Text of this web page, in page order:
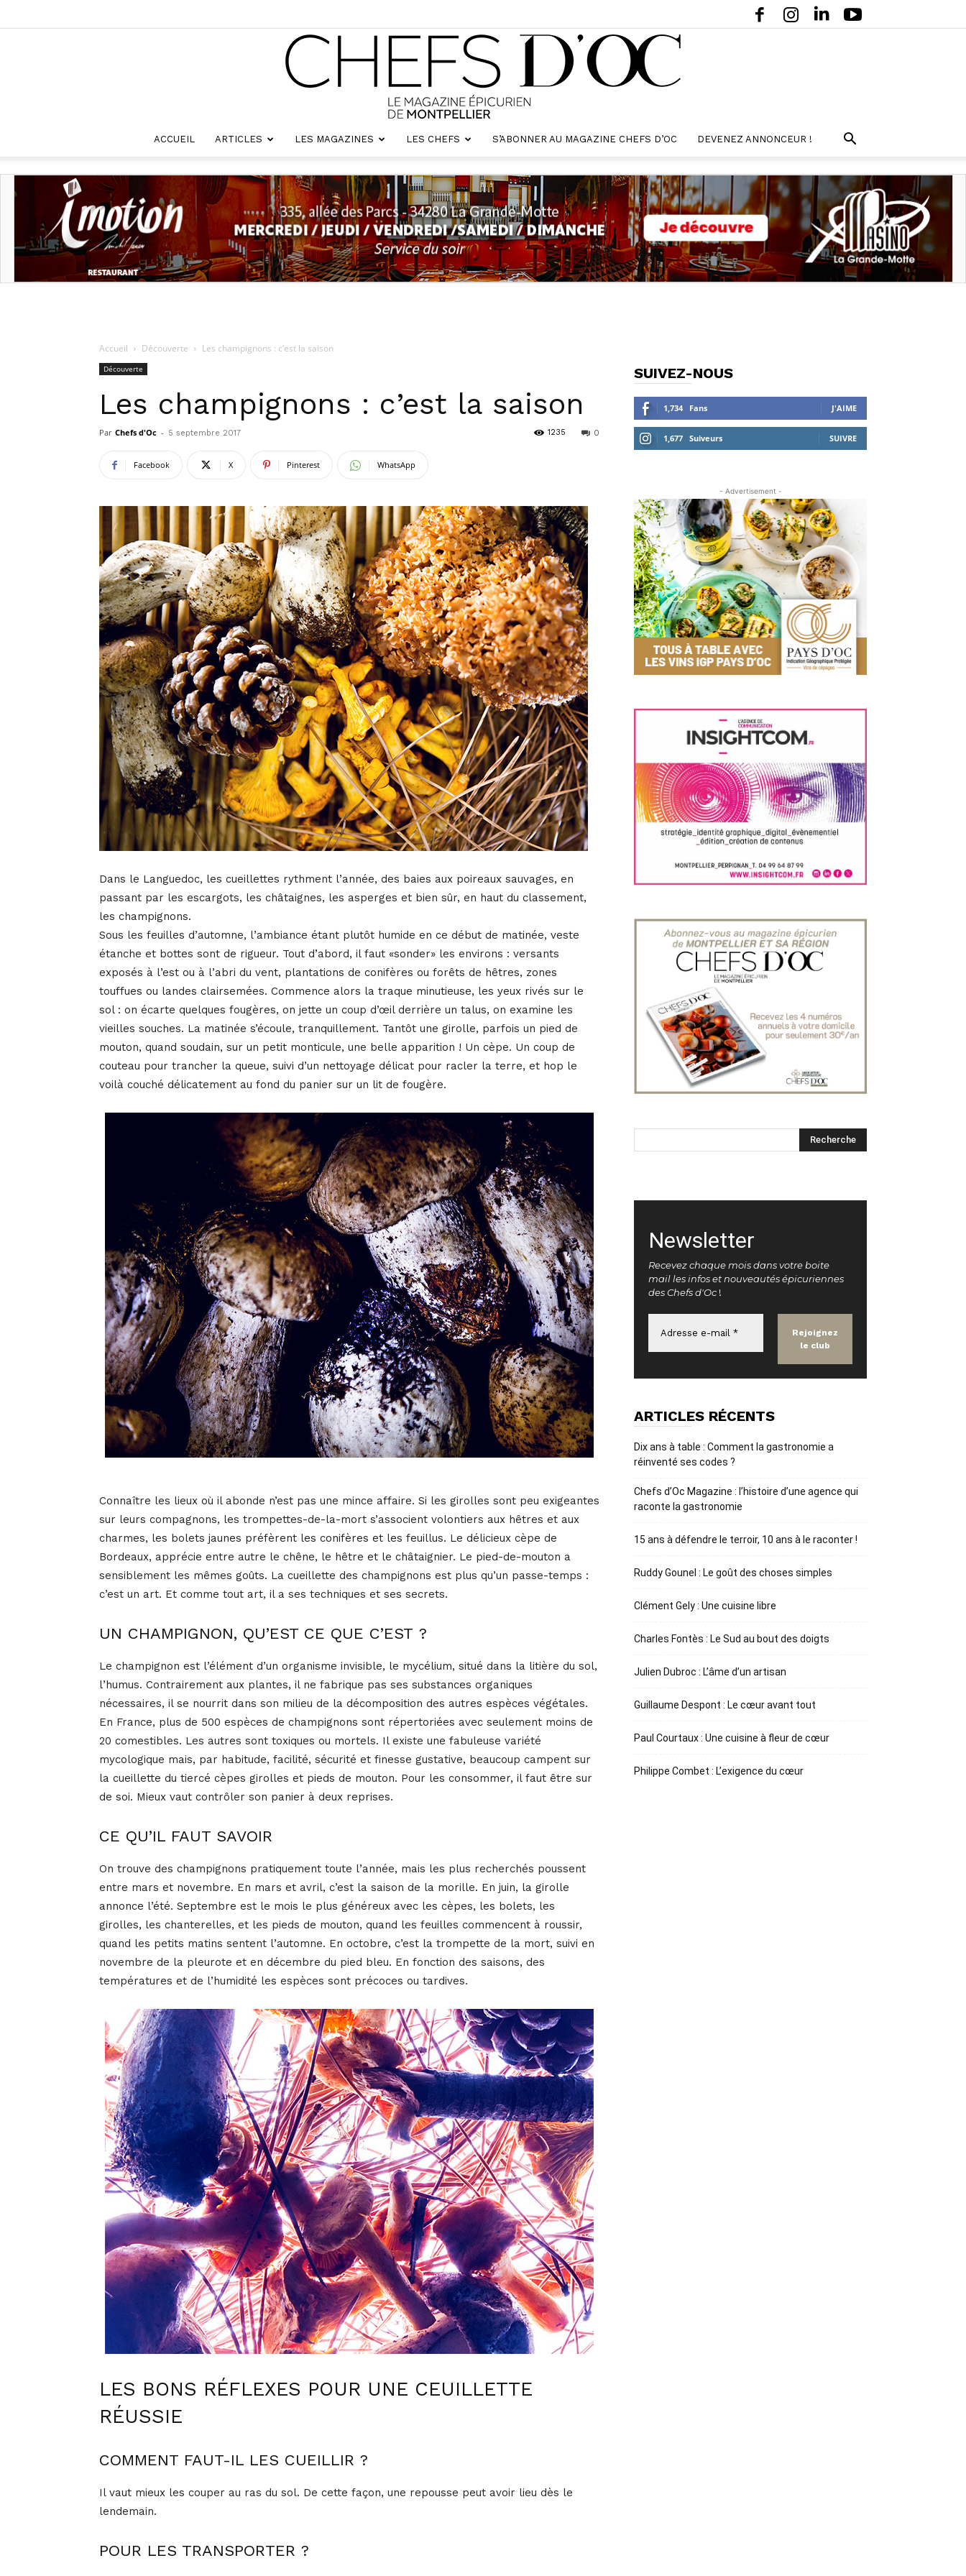
d'oc
ACCUEIL ARTICLES LES MAGAZINES LES CHEFS S’ABONNER AU MAGAZINE CHEFS D’OC DEVENEZ ANNONCEUR !
Accueil Découverte Les champignons : c’est la saison
Découverte
Les champignons : c’est la saison
Par Chefs d'Oc - 5 septembre 2017 0
1235
Facebook X Pinterest WhatsApp
Dans le Languedoc, les cueillettes rythment l’année, des baies aux poireaux sauvages, en
passant par les escargots, les châtaignes, les asperges et bien sûr, en haut du classement,
les champignons.
Sous les feuilles d’automne, l’ambiance étant plutôt humide en ce début de matinée, veste
étanche et bottes sont de rigueur. Tout d’abord, il faut «sonder» les environs : versants
exposés à l’est ou à l’abri du vent, plantations de conifères ou forêts de hêtres, zones
touffues ou landes clairsemées. Commence alors la traque minutieuse, les yeux rivés sur le
sol : on écarte quelques fougères, on jette un coup d’œil derrière un talus, on examine les
vieilles souches. La matinée s’écoule, tranquillement. Tantôt une girolle, parfois un pied de
mouton, quand soudain, sur un petit monticule, une belle apparition ! Un cèpe. Un coup de
couteau pour trancher la queue, suivi d’un nettoyage délicat pour racler la terre, et hop le
voilà couché délicatement au fond du panier sur un lit de fougère.
Connaître les lieux où il abonde n’est pas une mince affaire. Si les girolles sont peu exigeantes
sur leurs compagnons, les trompettes-de-la-mort s’associent volontiers aux hêtres et aux
charmes, les bolets jaunes préfèrent les conifères et les feuillus. Le délicieux cèpe de
Bordeaux, apprécie entre autre le chêne, le hêtre et le châtaignier. Le pied-de-mouton a
sensiblement les mêmes goûts. La cueillette des champignons est plus qu’un passe-temps :
c’est un art. Et comme tout art, il a ses techniques et ses secrets.
UN CHAMPIGNON, QU’EST CE QUE C’EST ?
Le champignon est l’élément d’un organisme invisible, le mycélium, situé dans la litière du sol,
l’humus. Contrairement aux plantes, il ne fabrique pas ses substances organiques
nécessaires, il se nourrit dans son milieu de la décomposition des autres espèces végétales.
En France, plus de 500 espèces de champignons sont répertoriées avec seulement moins de
20 comestibles. Les autres sont toxiques ou mortels. Il existe une fabuleuse variété
mycologique mais, par habitude, facilité, sécurité et finesse gustative, beaucoup campent sur
la cueillette du tiercé cèpes girolles et pieds de mouton. Pour les consommer, il faut être sur
de soi. Mieux vaut contrôler son panier à deux reprises.
CE QU’IL FAUT SAVOIR
On trouve des champignons pratiquement toute l’année, mais les plus recherchés poussent
entre mars et novembre. En mars et avril, c’est la saison de la morille. En juin, la girolle
annonce l’été. Septembre est le mois le plus généreux avec les cèpes, les bolets, les
girolles, les chanterelles, et les pieds de mouton, quand les feuilles commencent à roussir,
quand les petits matins sentent l’automne. En octobre, c’est la trompette de la mort, suivi en
novembre de la pleurote et en décembre du pied bleu. En fonction des saisons, des
températures et de l’humidité les espèces sont précoces ou tardives.
LES BONS RÉFLEXES POUR UNE CEUILLETTE
RÉUSSIE
COMMENT FAUT-IL LES CUEILLIR ?
Il vaut mieux les couper au ras du sol. De cette façon, une repousse peut avoir lieu dès le
lendemain.
POUR LES TRANSPORTER ?
SUIVEZ-NOUS
1,734 Fans J'AIME
1,677 Suiveurs SUIVRE
- Advertisement -
Newsletter
Recevez chaque mois dans votre boite
mail les infos et nouveautés épicuriennes
des Chefs d'Oc !
ARTICLES RÉCENTS
Dix ans à table : Comment la gastronomie a
réinventé ses codes ?
Chefs d’Oc Magazine : l’histoire d’une agence qui
raconte la gastronomie
15 ans à défendre le terroir, 10 ans à le raconter !
Ruddy Gounel : Le goût des choses simples
Clément Gely : Une cuisine libre
Charles Fontès : Le Sud au bout des doigts
Julien Dubroc : L’âme d’un artisan
Guillaume Despont : Le cœur avant tout
Paul Courtaux : Une cuisine à fleur de cœur
Philippe Combet : L’exigence du cœur